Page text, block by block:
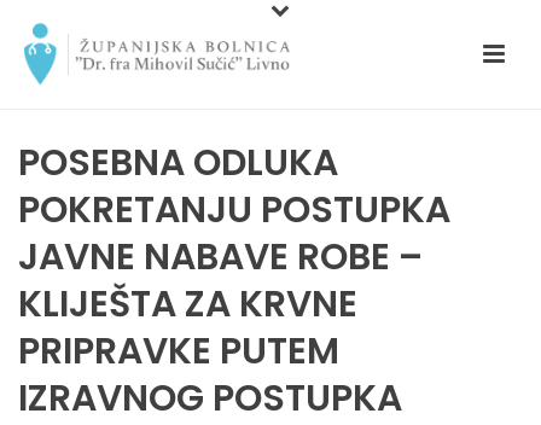
POSEBNA ODLUKA
POKRETANJU POSTUPKA
JAVNE NABAVE ROBE –
KLIJEŠTA ZA KRVNE
PRIPRAVKE PUTEM
IZRAVNOG POSTUPKA